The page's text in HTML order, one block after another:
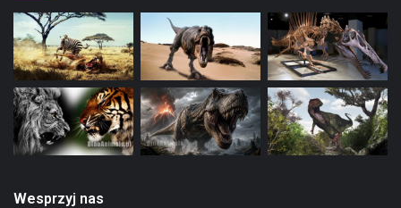
Wesprzyj nas